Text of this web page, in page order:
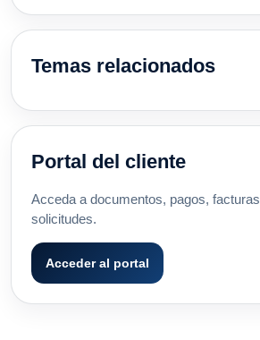
Temas relacionados
Portal del cliente
Acceda a documentos, pagos,
solicitudes.
Acceder al portal